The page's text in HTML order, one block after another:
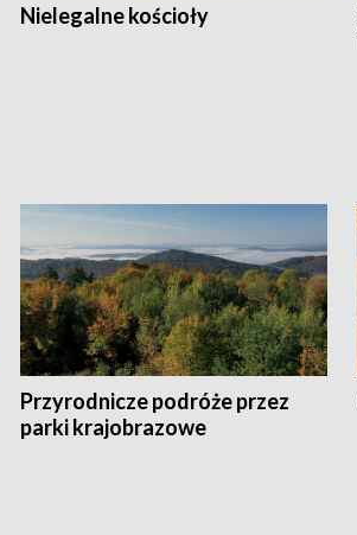
Nielegalne kościoły
Przyrodnicze podróże przez
parki krajobrazowe